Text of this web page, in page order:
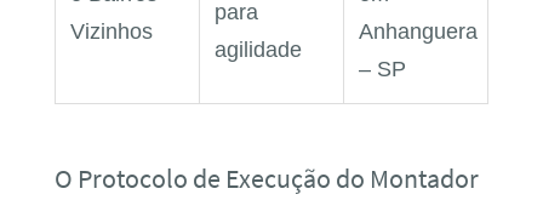
Vizinhos
para
agilidade
Anhanguera
– SP
O Protocolo de Execução do Montador